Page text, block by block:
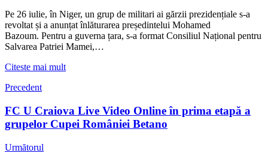
Pe 26 iulie, în Niger, un grup de militari ai gărzii prezidențiale s-a
revoltat și a anunțat înlăturarea președintelui Mohamed
Bazoum. Pentru a guverna țara, s-a format Consiliul Național pentru
Salvarea Patriei Mamei,…
Citeste mai mult
Precedent
FC U Craiova Live Video Online în prima etapă a
grupelor Cupei României Betano
Următorul